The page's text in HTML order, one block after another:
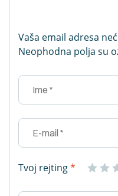
Vaša email adresa
Neophodna polja su
Tvoj rejting*